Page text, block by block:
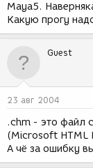
я
Maya5.
Какую прогу
Guest
23 авг 2004
.chm - это файл
(Microsoft HTML
А чё за ошибку